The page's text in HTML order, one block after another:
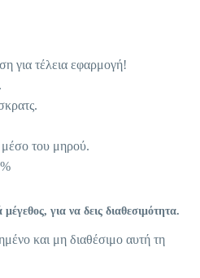
για τέλεια εφαρμογή!
του μηρού.
για να δεις διαθεσιμότητα.
και μη διαθέσιμο αυτή τη